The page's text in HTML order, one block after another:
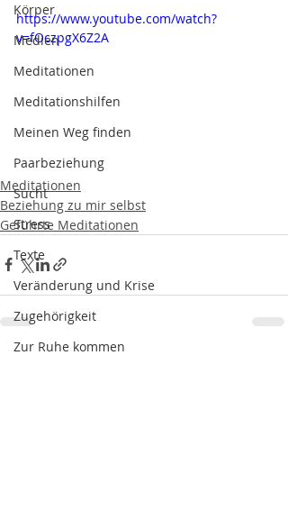
Körper
Medien
Meditationen
Meditationshilfen
Meinen Weg finden
Paarbeziehung
Sucht
Stress
Texte
Veränderung und Krise
Zugehörigkeit
Zur Ruhe kommen
https://www.youtube.com/watch?
v=fOczpgX6Z2A
Meditationen
Beziehung zu mir selbst
Geführte Meditationen